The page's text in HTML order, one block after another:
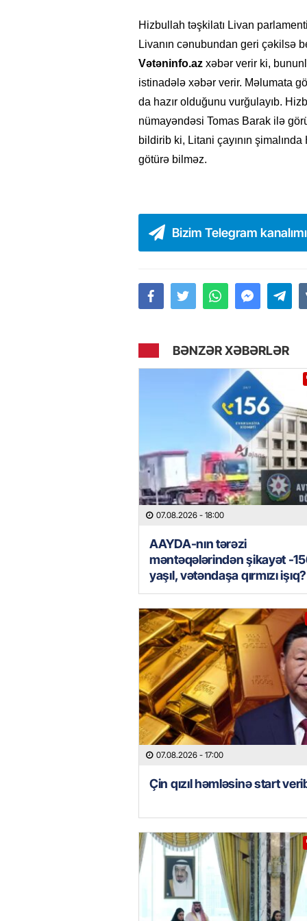
Hizbullah təşkilatı Livan
Livanın cənubundan geri çəkilsə
Vətəninfo.az xəbər verir ki,
istinadələ xəbər verir. Məlumata
da hazır olduğunu vurğulayıb.
nümayəndəsi Tomas Barak ilə
bildirib ki, Litani çayının
götürə bilməz.
Bizim Telegram
BƏNZƏR XƏBƏRLƏR
07.08.2026 - 18:00
AAYDA-nın tərəzi
məntəqələrindən şikayət -
yaşıl, vətəndaşa qırmızı işıq?
07.08.2026 - 17:00
Çin qızıl həmləsinə start